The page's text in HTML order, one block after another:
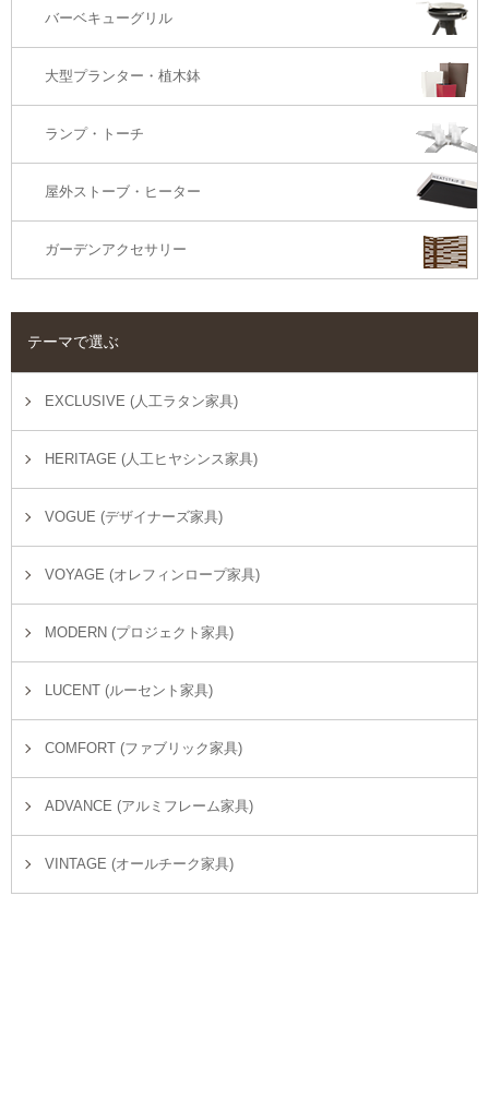
バーベキューグリル
大型プランター・植木鉢
ランプ・トーチ
屋外ストーブ・ヒーター
ガーデンアクセサリー
テーマで選ぶ
EXCLUSIVE (人工ラタン家具)
HERITAGE (人工ヒヤシンス家具)
VOGUE (デザイナーズ家具)
VOYAGE (オレフィンロープ家具)
MODERN (プロジェクト家具)
LUCENT (ルーセント家具)
COMFORT (ファブリック家具)
ADVANCE (アルミフレーム家具)
VINTAGE (オールチーク家具)